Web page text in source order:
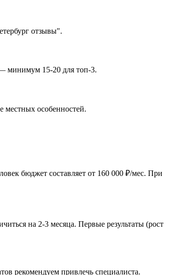
отзывы".
минимум 15-20 для топ-3.
местных особенностей.
бюджет составляет от 160 000 ₽/мес. При
на 2-3 месяца. Первые результаты (рост
рекомендуем привлечь специалиста.